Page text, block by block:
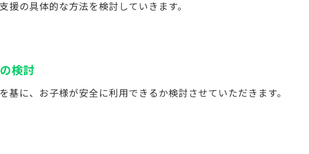
援の具体的な方法を検討していきます。
検討
基に、お子様が安全に利用できるか検討させていただきます。